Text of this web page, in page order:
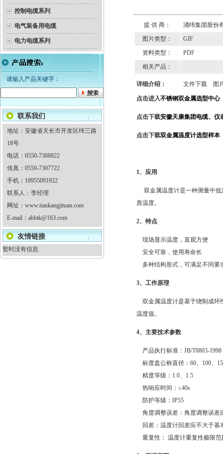
控制电缆系列
电气装备用电缆
电力电缆系列
请输入产品关键字：
联系我们
地址：安徽省天长市开发区纬三路
18号
电话：0550-7308822
传真：0550-7307722
手机：18955091922
联系人：李经理
网址： www.tiankangjituan.com
E-mail： abbtk@163.com
友情链接
暂时没有信息
提 供 商：
涌纬集团股份
图片类型：
GIF
资料类型：
PDF
相关产品：
详细介绍： 文件下载 图
点击进入不锈钢双金属选型中心
点击下载安徽天康集团电缆、仪
点击下载双金属温度计选型样本
1、应用
双金属温度计是一种测量中低
质温度。
2、特点
现场显示温度，直观方便
安全可靠，使用寿命长
多种结构形式，可满足不同要
3、工作原理
双金属温度计是基于绕制成环
温度值。
4、主要技术参数
产品执行标准：JB/T8803-1998
标度盘公称直径：60、100、
精度等级：1.0、1.5
热响应时间：≤40s
防护等级：IP55
角度调整误差：角度调整误差
回差：温度计回差应不大于基
重复性： 温度计重复性极限范